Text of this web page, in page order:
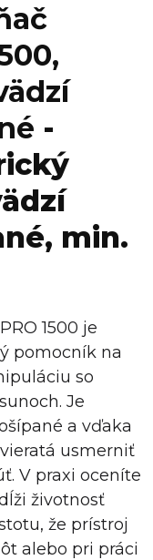
-
min.
1500 je
pomocník na
so
Je
a vďaka
usmerniť
V praxi oceníte
životnosť
že prístroj
alebo pri práci